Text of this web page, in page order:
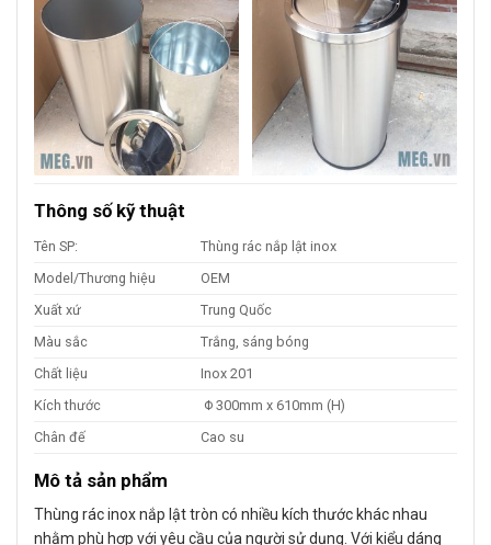
Thông số kỹ thuật
Tên SP:
Thùng rác nắp lật inox
Model/Thương hiệu
OEM
Xuất xứ
Trung Quốc
Màu sắc
Trắng, sáng bóng
Chất liệu
Inox 201
Kích thước
Φ 300mm x 610mm (H)
Chân đế
Cao su
Mô tả sản phẩm
Thùng rác inox nắp lật tròn có nhiều kích thước khác nhau
nhằm phù hợp với yêu cầu của người sử dụng. Với kiểu dáng